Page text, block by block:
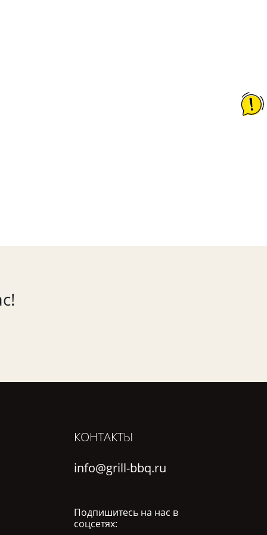
КОНТАКТЫ
info@grill-bbq.ru
Подпишитесь на нас в
соцсетях: